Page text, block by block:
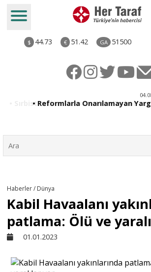
$ 44.73 € 51.42 GA 51500
• Reformlarla Onarılamayan
Derkenar
Haberler / Dünya
Kabil Havaalanı
patlama: Ölü ve
01.01.2023